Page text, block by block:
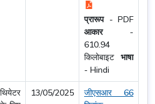
प्रारूप- PDF
आकार -
610.94
किलोबाइट भाषा
- Hindi
13/05/2025
जीएसआर 66